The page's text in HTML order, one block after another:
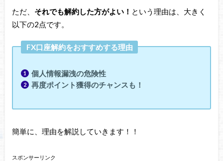
ただ、 それでも解約した方がよい！ という理由は、大きく
以下の2点です。
FX口座解約をおすすめする理由
個人情報漏洩の危険性
再度ポイント獲得のチャンスも！
簡単に、理由を解説していきます！！
スポンサーリンク